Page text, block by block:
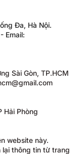
Đa, Hà Nội.
Email:
Sài Gòn, TP.HCM
Hải Phòng
website này.
lại thông tin từ trang